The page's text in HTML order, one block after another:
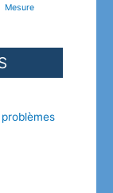
Mesure